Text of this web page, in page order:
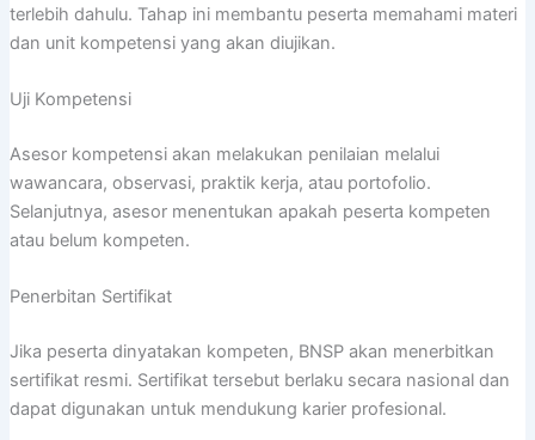
terlebih dahulu. Tahap ini membantu peserta memahami materi
dan unit kompetensi yang akan diujikan.
Uji Kompetensi
Asesor kompetensi akan melakukan penilaian melalui
wawancara, observasi, praktik kerja, atau portofolio.
Selanjutnya, asesor menentukan apakah peserta kompeten
atau belum kompeten.
Penerbitan Sertifikat
Jika peserta dinyatakan kompeten, BNSP akan menerbitkan
sertifikat resmi. Sertifikat tersebut berlaku secara nasional dan
dapat digunakan untuk mendukung karier profesional.